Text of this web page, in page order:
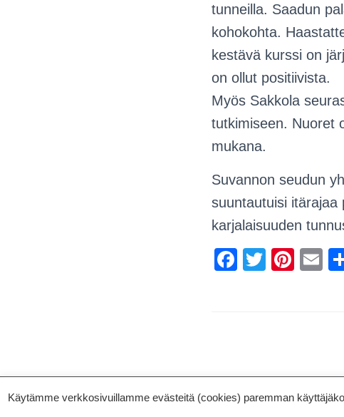
tunneilla. Saadun
kohokohta.
kestävä kurssi on
on ollut positiivista.
Myös Sakkola
tutkimiseen. Nuoret
mukana.
Suvannon seudun
suuntautuisi itärajaa
karjalaisuuden
F
o
o
T
Pi
E
Käytämme verkkosivuillamme evästeitä (cookies) paremman